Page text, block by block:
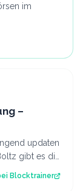
im
–
updaten
gibt es die
Blocktrainer